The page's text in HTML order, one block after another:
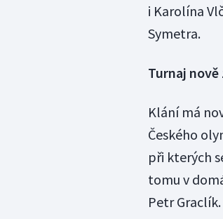
i Karolína
Symetra.
Turnaj
Klání má
Českého
při kterých
tomu v
Petr Graclík.